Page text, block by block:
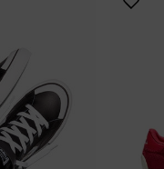
Añadir